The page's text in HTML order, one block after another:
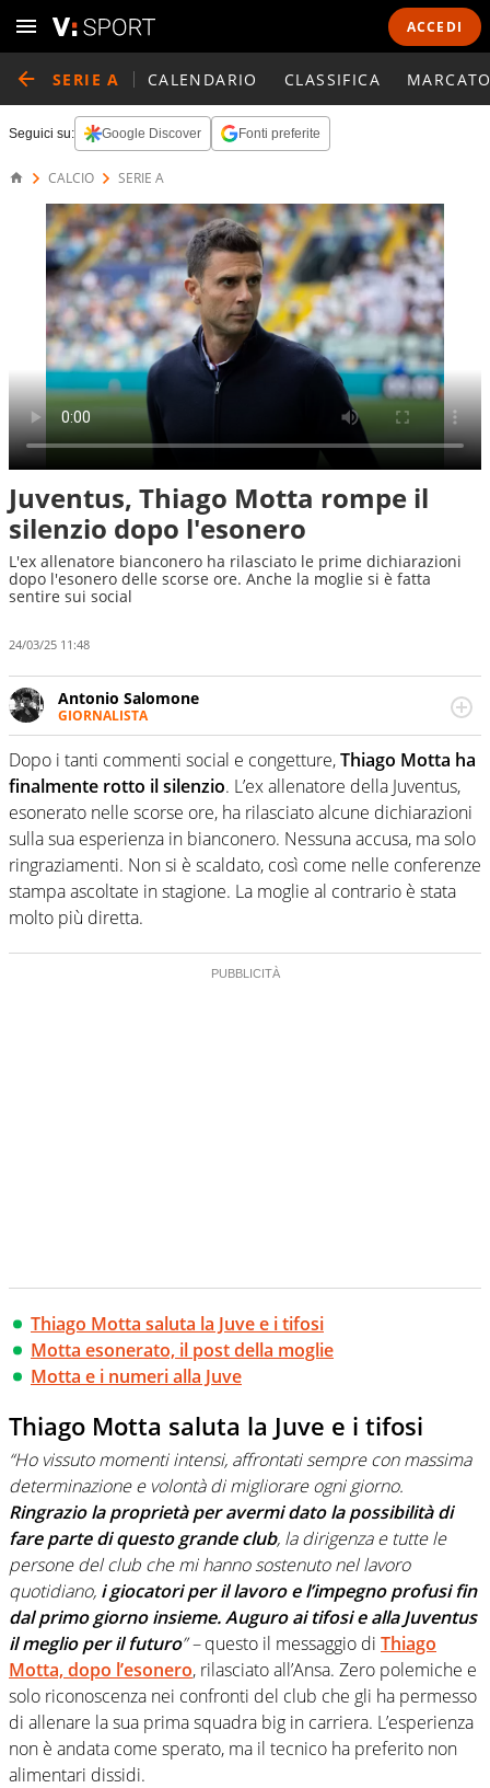
ACCEDI
SERIE A CALENDARIO CLASSIFICA
Seguici su: Google Discover Fonti preferite
CALCIO SERIE A
Juventus, Thiago Motta rompe il
silenzio dopo l'esonero
L'ex allenatore bianconero ha rilasciato le prime dichiarazioni
dopo l'esonero delle scorse ore. Anche la moglie si è fatta
sentire sui social
24/03/25 11:48
Antonio Salomone
GIORNALISTA
Giornalista pubblicista. Lo affascinano, da sempre, le
categorie minori e i talenti in erba. Ha fiuto per la notizia
e per gli emergenti. Calcio, basket, motori: ci pensa lui
Dopo i tanti commenti social e congetture,Thiago Motta ha
finalmente rotto il silenzio. L’ex allenatore della Juventus,
esonerato nelle scorse ore, ha rilasciato alcune dichiarazioni
sulla sua esperienza in bianconero. Nessuna accusa, ma solo
ringraziamenti. Non si è scaldato, così come nelle conferenze
stampa ascoltate in stagione. La moglie al contrario è stata
molto più diretta.
Thiago Motta saluta la Juve e i tifosi
Motta esonerato, il post della moglie
Motta e i numeri alla Juve
Thiago Motta saluta la Juve e i tifosi
“Ho vissuto momenti intensi, affrontati sempre con massima
determinazione e volontà di migliorare ogni giorno.
Ringrazio la proprietà per avermi dato la possibilità di
fare parte di questo grande club, la dirigenza e tutte le
persone del club che mi hanno sostenuto nel lavoro
quotidiano, i giocatori per il lavoro e l’impegno profusi fin
dal primo giorno insieme. Auguro ai tifosi e alla Juventus
il meglio per il futuro” –questo il messaggio di Thiago
Motta, dopo l’esonero, rilasciato all’Ansa. Zero polemiche e
solo riconoscenza nei confronti del club che gli ha permesso
di allenare la sua prima squadra big in carriera. L’esperienza
non è andata come sperato, ma il tecnico ha preferito non
alimentari dissidi.